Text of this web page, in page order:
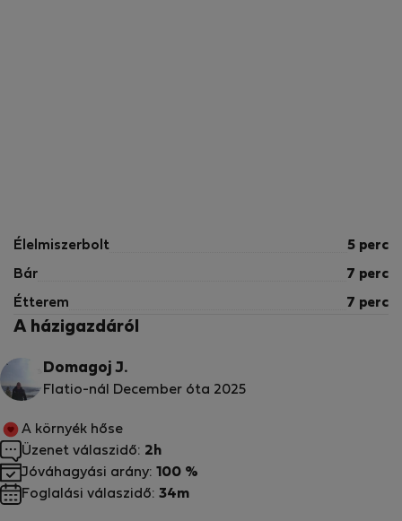
Élelmiszerbolt 5 perc
Bár 7 perc
Étterem 7 perc
A házigazdáról
Domagoj J.
Flatio-nál December óta 2025
A környék hőse
Üzenet válaszidő: 2h
Jóváhagyási arány: 100 %
Foglalási válaszidő: 34m